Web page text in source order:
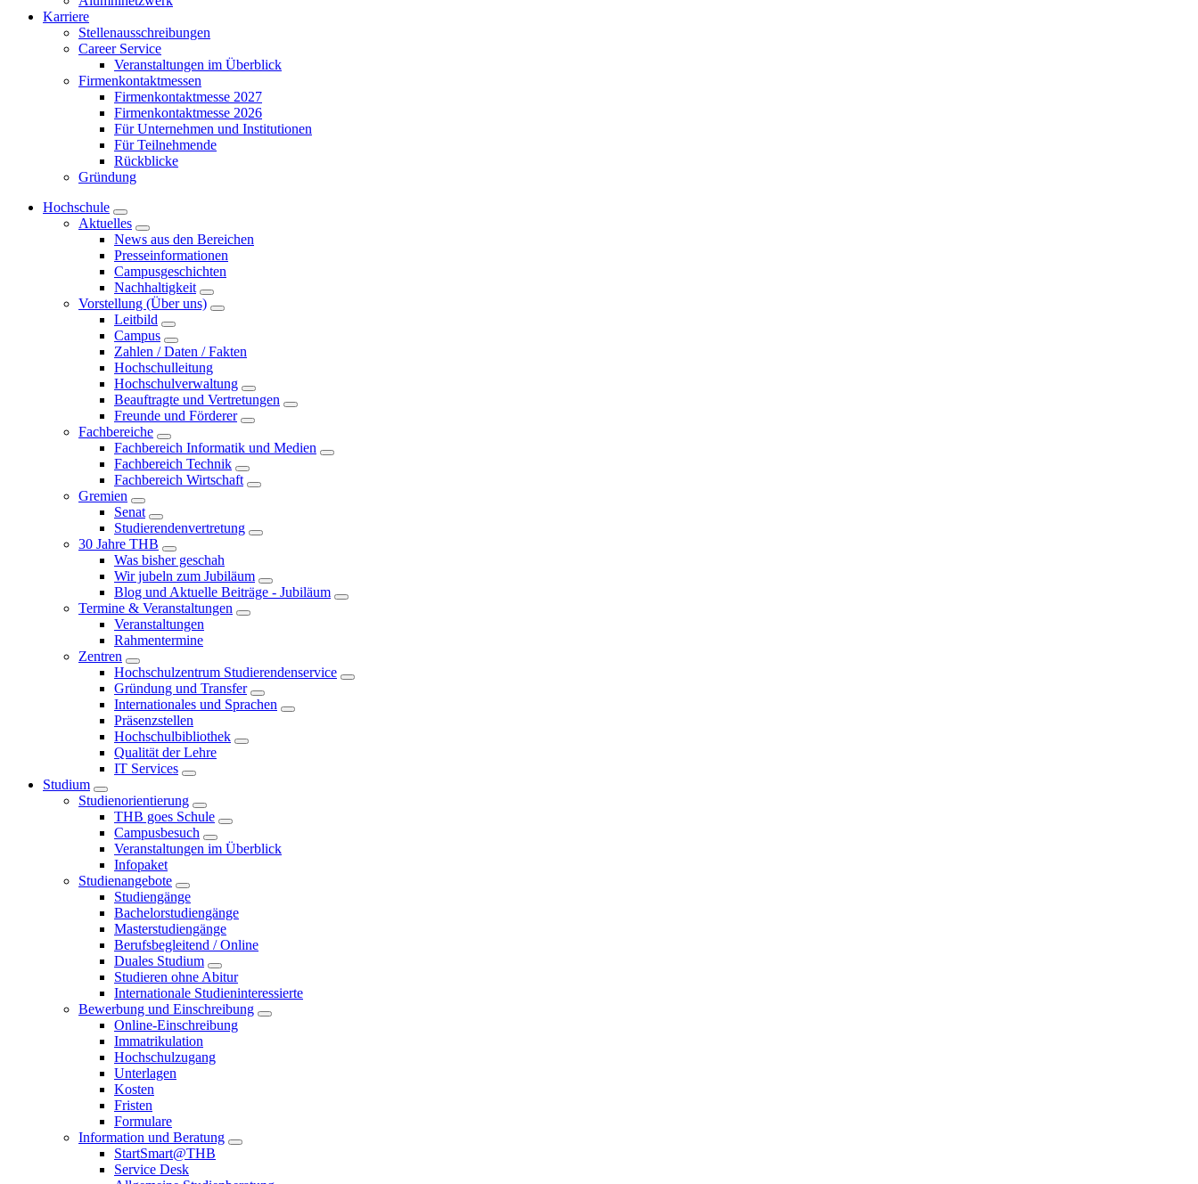
Karriere
Stellenausschreibungen
Career Service
Veranstaltungen im Überblick
Firmenkontaktmessen
Firmenkontaktmesse 2027
Firmenkontaktmesse 2026
Für Unternehmen und Institutionen
Für Teilnehmende
Rückblicke
Gründung
Hochschule
Aktuelles
News aus den Bereichen
Presseinformationen
Campusgeschichten
Nachhaltigkeit
Vorstellung (Über uns)
Leitbild
Campus
Zahlen / Daten / Fakten
Hochschulleitung
Hochschulverwaltung
Beauftragte und Vertretungen
Freunde und Förderer
Fachbereiche
Fachbereich Informatik und Medien
Fachbereich Technik
Fachbereich Wirtschaft
Gremien
Senat
Studierendenvertretung
30 Jahre THB
Was bisher geschah
Wir jubeln zum Jubiläum
Blog und Aktuelle Beiträge - Jubiläum
Termine & Veranstaltungen
Veranstaltungen
Rahmentermine
Zentren
Hochschulzentrum Studierendenservice
Gründung und Transfer
Internationales und Sprachen
Präsenzstellen
Hochschulbibliothek
Qualität der Lehre
IT Services
Studium
Studienorientierung
THB goes Schule
Campusbesuch
Veranstaltungen im Überblick
Infopaket
Studienangebote
Studiengänge
Bachelorstudiengänge
Masterstudiengänge
Berufsbegleitend / Online
Duales Studium
Studieren ohne Abitur
Internationale Studieninteressierte
Bewerbung und Einschreibung
Online-Einschreibung
Immatrikulation
Hochschulzugang
Unterlagen
Kosten
Fristen
Formulare
Information und Beratung
StartSmart@THB
Service Desk